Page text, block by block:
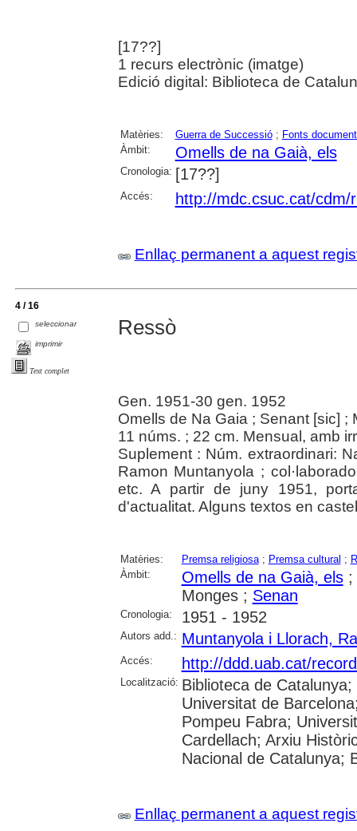
[17??]
1 recurs electrònic (imatge)
Edició digital: Biblioteca de
Matèries: Guerra de Successió; Fonts
Àmbit:
Omells de na Gaià, els
Cronologia: [17??]
Accés: http://mdc.csuc.cat/cdm/
Enllaç permanent a aquest
4 / 16
seleccionar
imprimir
Text complet
Ressò
Gen. 1951-30 gen. 1952
Omells de Na Gaia ; Senant [sic]
11 núms. ; 22 cm. Mensual, amb
Suplement : Núm. extraordinari:
Ramon Muntanyola ;
etc. A partir de juny 1951,
d'actualitat. Alguns textos en
Matèries: Premsa religiosa; Premsa cultural ;
Àmbit:
Omells de na Gaià, els;
Monges ; Senan
Cronologia: 1951 - 1952
Autors add.: Muntanyola i Llorach,
Accés: http://ddd.uab.cat/
Localització: Biblioteca de
Universitat de
Pompeu Fabra;
Cardellach; Arxiu
Nacional de Catalunya;
Enllaç permanent a aquest